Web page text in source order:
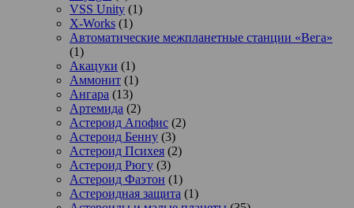
VSS Unity (1)
X-Works (1)
Автоматические межпланетные станции «Вега»
(1)
Акацуки (1)
Аммонит (1)
Ангара (13)
Артемида (2)
Астероид Апофис (2)
Астероид Бенну (3)
Астероид Психея (2)
Астероид Рюгу (3)
Астероид Фаэтон (1)
Астероидная защита (1)